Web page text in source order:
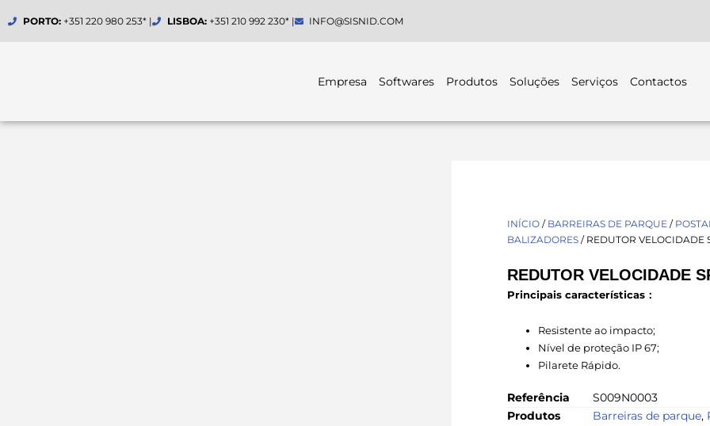
to
PORTO:+351 220 980 253* | LISBOA:+351 210 992 230* | INFO@SISNID.COM
Empresa Softwares Produtos Soluções Serviços Contactos
INÍCIO / BARREIRAS DE PARQUE /
BALIZADORES / REDUTOR VELOCIDADE
REDUTOR VELOCIDADE
Principais características：
Resistente ao impacto;
Nível de proteção IP 67;
Pilarete Rápido.
Referência
S009N0003
Produtos
Barreiras de parque,